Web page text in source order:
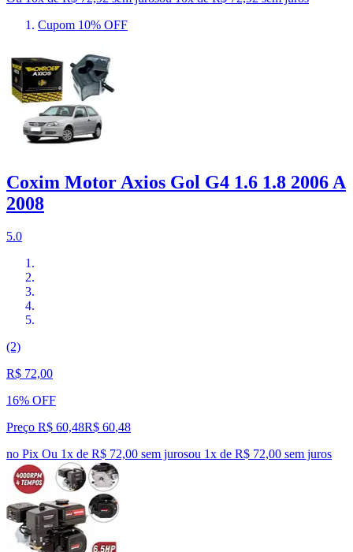
Cupom 10% OFF
Coxim Motor Axios Gol G4 1.6 1.8 2006 A
2008
5.0
(2)
R$ 72,00
16% OFF
Preço R$ 60,48R$ 60,48
no Pix Ou 1x de R$ 72,00 sem jurosou 1x de R$ 72,00 sem juros